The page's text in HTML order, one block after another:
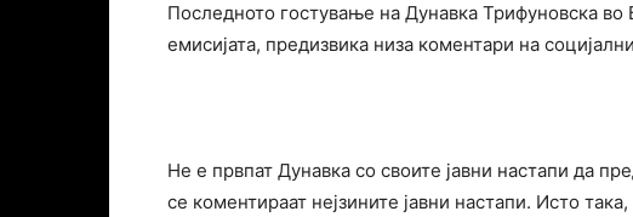
Последното гостување на Дунавка Трифуновска во
емисијата, предизвика низа коментари на
Не е првпат Дунавка со своите јавни настапи да
се коментираат нејзините јавни настапи. Исто